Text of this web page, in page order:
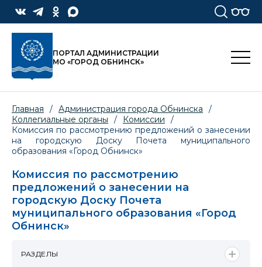
ПОРТАЛ АДМИНИСТРАЦИИ
МО «ГОРОД ОБНИНСК»
Главная / Администрация города Обнинска
/
Коллегиальные органы
/ Комиссии
/
Комиссия по рассмотрению предложений о занесении
на городскую Доску Почета муниципального
образования «Город Обнинск»
Комиссия по рассмотрению
предложений о занесении на
городскую Доску Почета
муниципального образования «Город
Обнинск»
РАЗДЕЛЫ